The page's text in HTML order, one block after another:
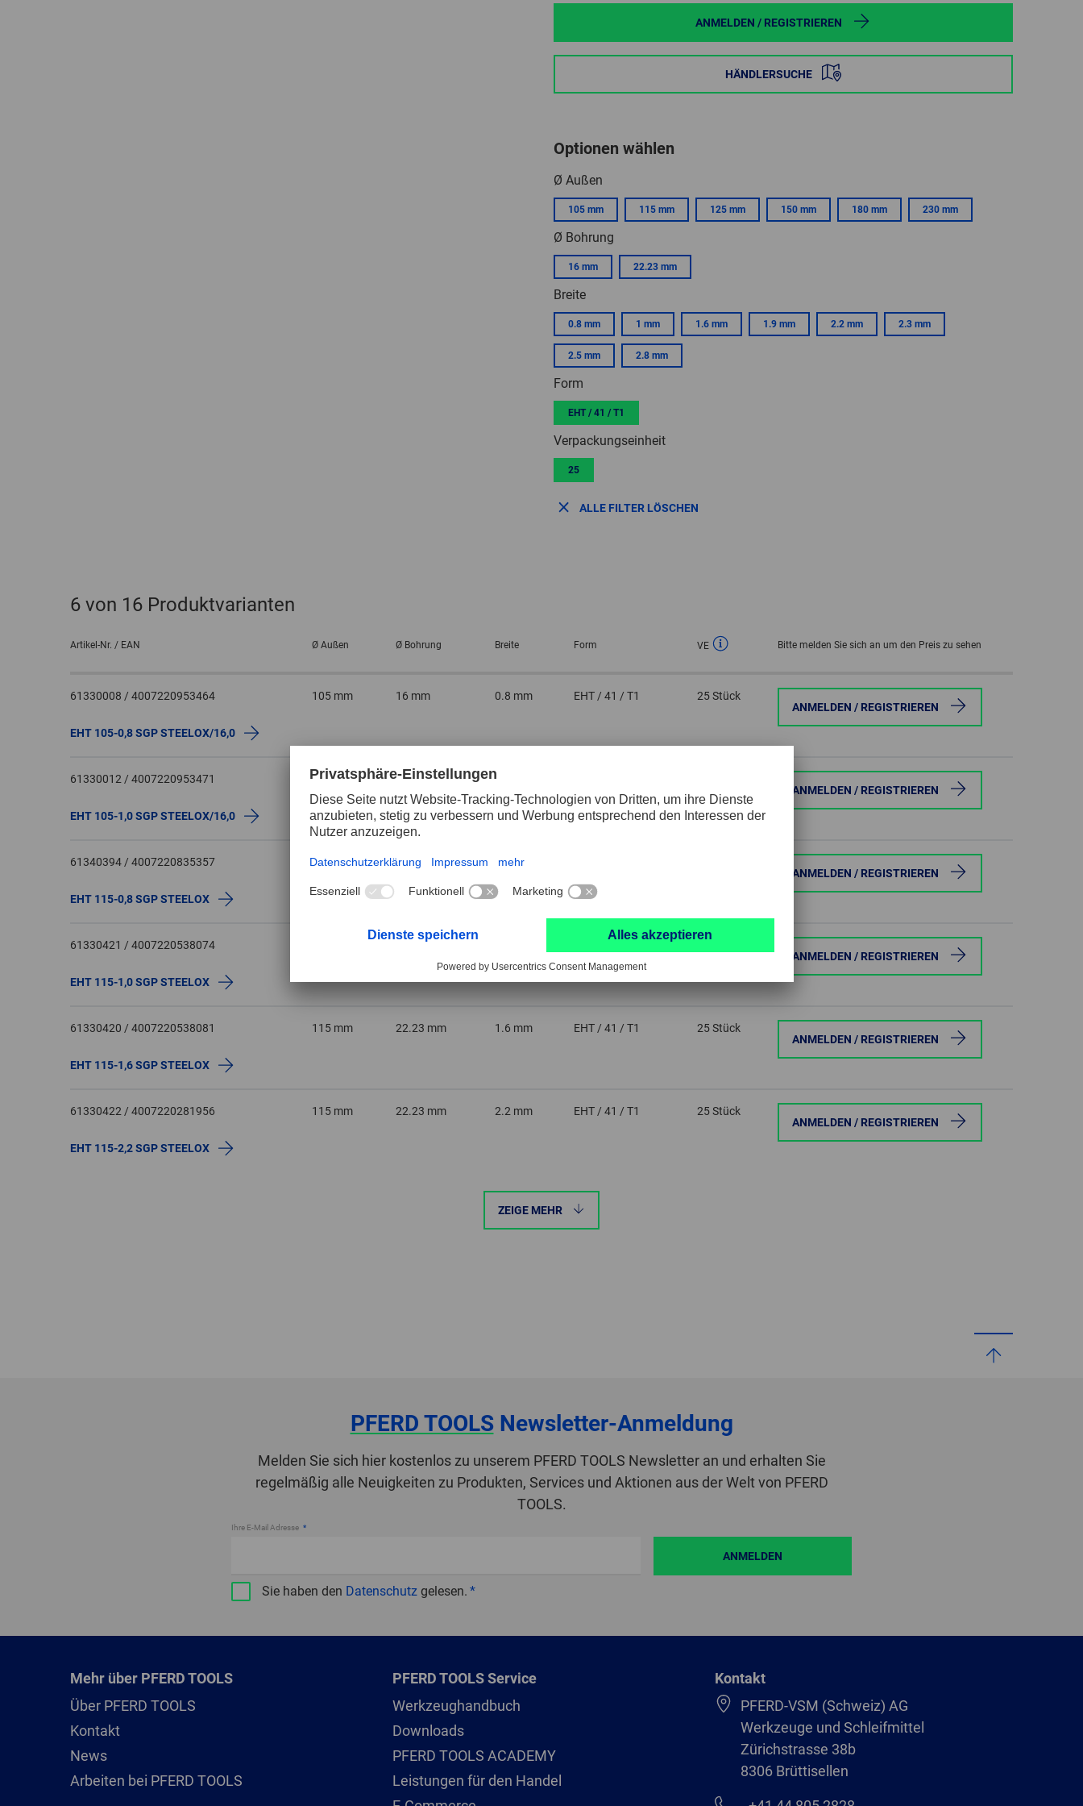
SPAIN
SWEDEN
ANMELDEN / REGISTRIEREN
HÄNDLERSUCHE
Optionen wählen
Ø Außen
105 mm 115 mm 125 mm 150 mm 180 mm 230 mm
Ø Bohrung
16 mm 22.23 mm
Breite
0.8 mm 1 mm 1.6 mm 1.9 mm 2.2 mm 2.3 mm
2.5 mm 2.8 mm
Form
EHT / 41 / T1
Verpackungseinheit
25
ALLE FILTER LÖSCHEN
6 von 16 Produktvarianten
Artikel-Nr. / EAN Ø Außen Ø Bohrung Breite Form VE Bitte melden Sie sich an um den Preis zu sehen
61330008 / 4007220953464
EHT 105-0,8 SGP STEELOX/16,0
105 mm 16 mm 0.8 mm EHT / 41 / T1
25 Stück
ANMELDEN / REGISTRIEREN
61330012 / 4007220953471
EHT 105-1,0 SGP STEELOX/16,0
105 mm 16 mm 1 mm
ANMELDEN / REGISTRIEREN
61340394 / 4007220835357
EHT 115-0,8 SGP STEELOX
115 mm 22.23 mm 0.8 mm
ANMELDEN / REGISTRIEREN
61330421 / 4007220538074
EHT 115-1,0 SGP STEELOX
22.23 mm
ANMELDEN / REGISTRIEREN
61330420 / 4007220538081
EHT 115-1,6 SGP STEELOX
115 mm 22.23 mm 1.6 mm EHT / 41 / T1
25 Stück
ANMELDEN / REGISTRIEREN
61330422 / 4007220281956
EHT 115-2,2 SGP STEELOX
115 mm 22.23 mm 2.2 mm EHT / 41 / T1
25 Stück
ANMELDEN / REGISTRIEREN
ZEIGE MEHR
PFERD TOOLSNewsletter-Anmeldung
Melden Sie sich hier kostenlos zu unserem PFERD TOOLS Newsletter an und erhalten Sie
regelmäßig alle Neuigkeiten zu Produkten, Services und Aktionen aus der Welt von PFERD
TOOLS.
Ihre E-Mail Adresse
Sie haben den Datenschutz gelesen.
ANMELDEN
Mehr über PFERD TOOLS
Über PFERD TOOLS
Kontakt
News
Arbeiten bei PFERD TOOLS
PFERD TOOLS Service
Werkzeughandbuch
Downloads
PFERD TOOLS ACADEMY
Leistungen für den Handel
Kontakt
PFERD-VSM (Schweiz) AG
Werkzeuge und Schleifmittel
Zürichstrasse 38b
8306 Brüttisellen